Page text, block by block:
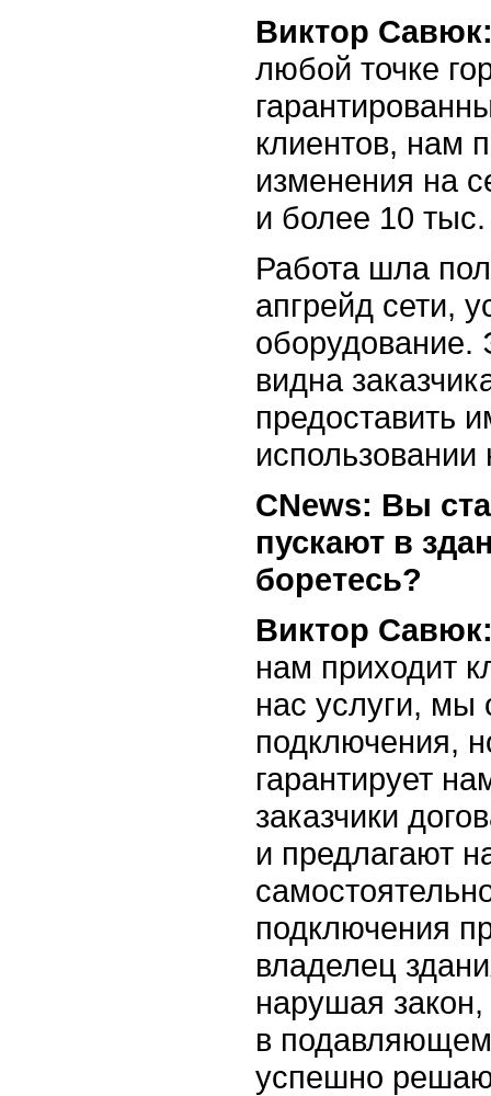
Виктор
любой точке
клиентов, нам
изменения на
и более 10
Работа шла
апгрейд сети,
оборудование.
видна
предоставить
использовании
CNews: Вы
пускают в
боретесь?
Виктор
нам приходит
нас услуги, мы
подключения,
гарантирует
заказчики
и предлагают
подключения
владелец
нарушая закон,
в
успешно